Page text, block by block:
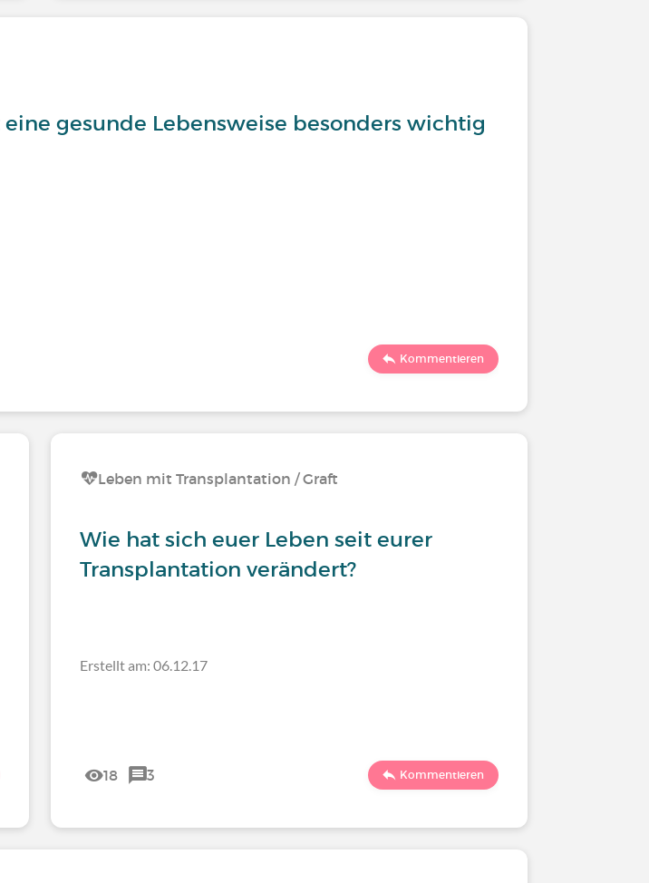
gesunde Lebensweise besonders wichtig
Kommentieren
Leben mit Transplantation / Graft
Wie hat sich euer Leben seit eurer
Transplantation verändert?
Erstellt am: 06.12.17
18 3 Kommentieren